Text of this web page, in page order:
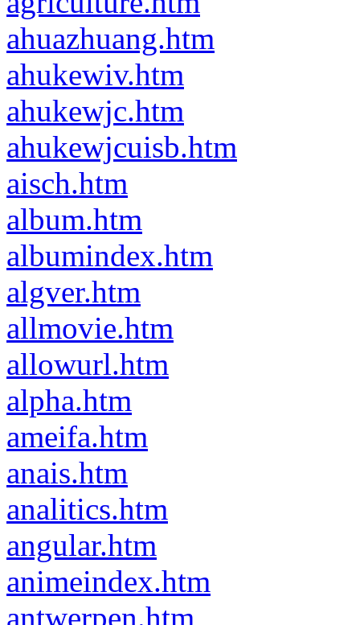
ahuazhuang.htm
ahukewiv.htm
ahukewjc.htm
ahukewjcuisb.htm
aisch.htm
album.htm
albumindex.htm
algver.htm
allmovie.htm
allowurl.htm
alpha.htm
ameifa.htm
anais.htm
analitics.htm
angular.htm
animeindex.htm
antwerpen.htm